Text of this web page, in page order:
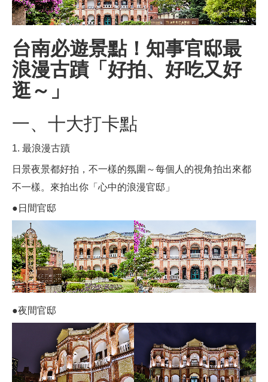
台南必遊景點！知事官邸最
浪漫古蹟「好拍、好吃又好
逛～」
一、十大打卡點
1. 最浪漫古蹟
日景夜景都好拍，不一樣的氛圍～每個人的視角拍出來都
不一樣。來拍出你「心中的浪漫官邸」
●日間官邸
●夜間官邸